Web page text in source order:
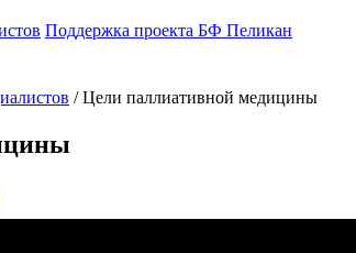
Поддержка проекта БФ Пеликан
/ Цели паллиативной медицины